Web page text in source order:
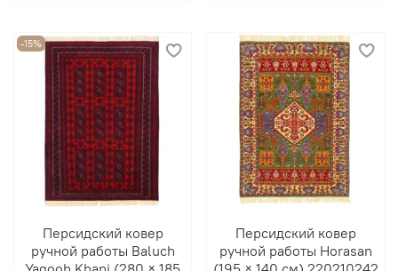
-15%
Персидский ковер
ручной работы Baluch
Персидский ковер
ручной работы Horasan